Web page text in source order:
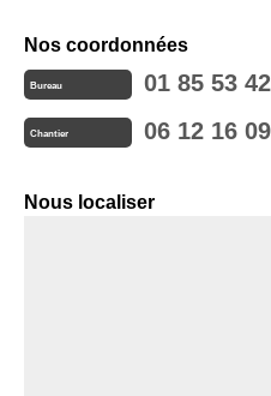
Nos coordonnées
Bureau 01 85 53
Chantier 06 12 16
Nous localiser